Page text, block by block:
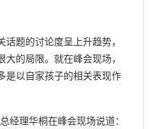
题的讨论度呈上升趋势，
的局限。就在峰会现场，
是以自家孩子的相关表现作
经理华桐在峰会现场说道：